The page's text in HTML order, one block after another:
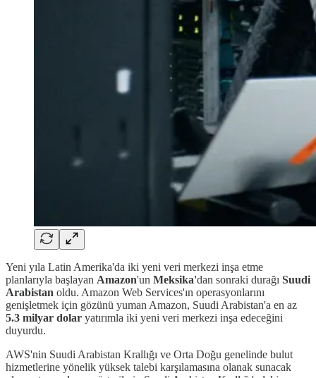
Yeni yıla Latin Amerika'da iki yeni veri merkezi inşa etme
planlarıyla başlayan Amazon'un Meksika'dan sonraki durağı Suudi
Arabistan oldu. Amazon Web Services'ın operasyonlarını
genişletmek için gözünü yuman Amazon, Suudi Arabistan'a en az
5.3 milyar dolar yatırımla iki yeni veri merkezi inşa edeceğini
duyurdu.
AWS'nin Suudi Arabistan Krallığı ve Orta Doğu genelinde bulut
hizmetlerine yönelik yüksek talebi karşılamasına olanak sunacak